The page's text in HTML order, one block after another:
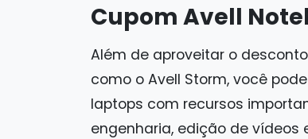
Cupom Avell
Além de aproveitar o
como o Avell Storm, você
laptops com recursos
engenharia, edição de vídeos